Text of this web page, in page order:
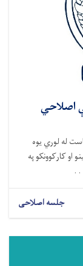
اصلاحي
له لوري یوه
او کارکوونکو په
.
جلسه اصلاحی